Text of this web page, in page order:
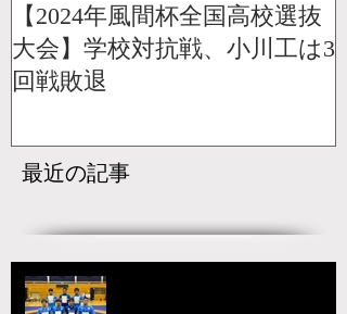
【2024年風間杯全国高校選抜
大会】学校対抗戦、小川工は3
回戦敗退
最近の記事